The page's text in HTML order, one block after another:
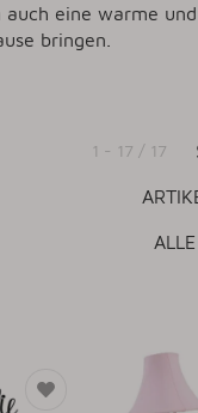
auch eine warme
bringen.
1 - 17 / 17